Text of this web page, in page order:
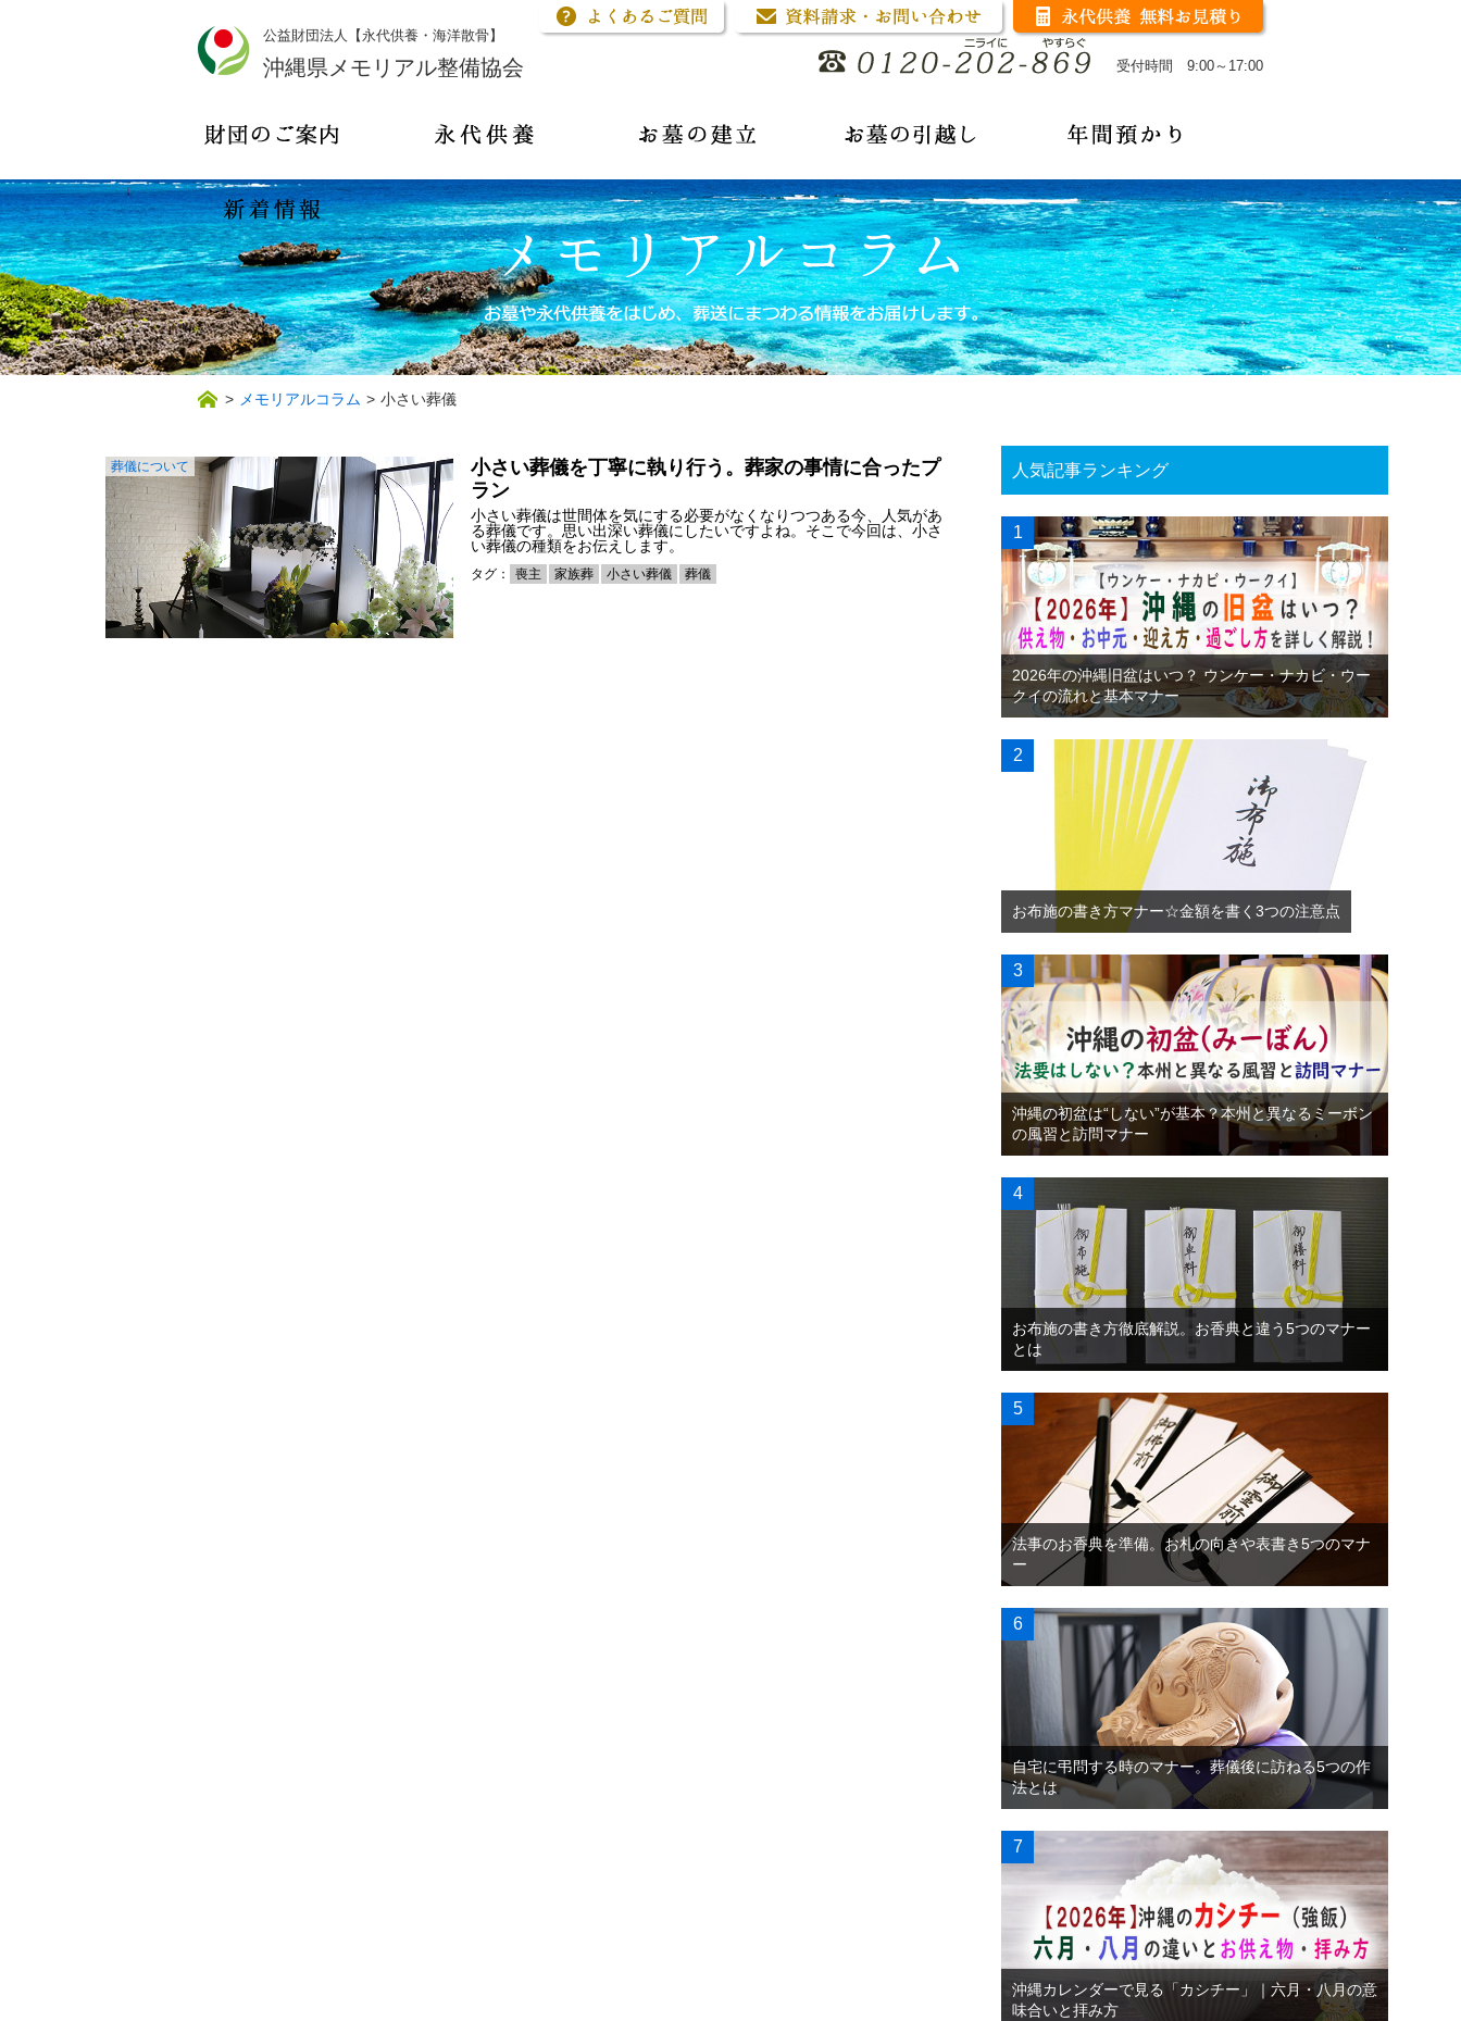
公益財団法人【永代供養・海洋散骨】
沖縄県メモリアル整備協会 受付時間 9:00～17:00
> メモリアルコラム > 小さい葬儀
葬儀について
小さい葬儀を丁寧に執り行う。葬家の事情に合ったプ
ラン
小さい葬儀は世間体を気にする必要がなくなりつつある今、人気があ
る葬儀です。思い出深い葬儀にしたいですよね。そこで今回は、小さ
い葬儀の種類をお伝えします。
タグ： 喪主 家族葬 小さい葬儀 葬儀
人気記事ランキング
2026年の沖縄旧盆はいつ？ ウンケー・ナカビ・ウー
クイの流れと基本マナー
お布施の書き方マナー☆金額を書く3つの注意点
沖縄の初盆は“しない”が基本？本州と異なるミーボン
の風習と訪問マナー
お布施の書き方徹底解説。お香典と違う5つのマナー
とは
法事のお香典を準備。お札の向きや表書き5つのマナ
ー
自宅に弔問する時のマナー。葬儀後に訪ねる5つの作
法とは
沖縄カレンダーで見る「カシチー」｜六月・八月の意
味合いと拝み方